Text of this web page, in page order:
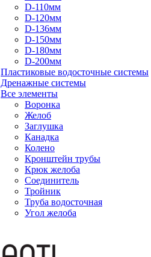
D-110мм
D-120мм
D-136мм
D-150мм
D-180мм
D-200мм
Пластиковые водосточные системы
Дренажные системы
Все элементы
Воронка
Желоб
Заглушка
Канадка
Колено
Кронштейн трубы
Крюк желоба
Соединитель
Тройник
Труба водосточная
Угол желоба